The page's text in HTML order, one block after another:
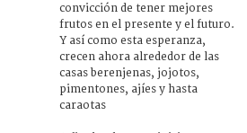
convicción de tener mejores
frutos en el presente y el futuro.
Y así como esta esperanza,
crecen ahora alrededor de las
casas berenjenas, jojotos,
pimentones, ajíes y hasta
caraotas